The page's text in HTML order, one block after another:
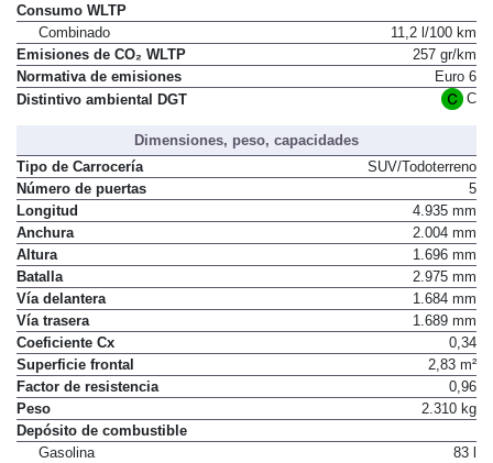
Consumo WLTP
Combinado
11,2 l/100 km
Emisiones de CO₂ WLTP
257 gr/km
Normativa de emisiones
Euro 6
Distintivo ambiental DGT
C
Dimensiones, peso, capacidades
Tipo de Carrocería
SUV/Todoterreno
Número de puertas
5
Longitud
4.935 mm
Anchura
2.004 mm
Altura
1.696 mm
Batalla
2.975 mm
Vía delantera
1.684 mm
Vía trasera
1.689 mm
Coeficiente Cx
0,34
Superficie frontal
2,83 m²
Factor de resistencia
0,96
Peso
2.310 kg
Depósito de combustible
Gasolina
83 l